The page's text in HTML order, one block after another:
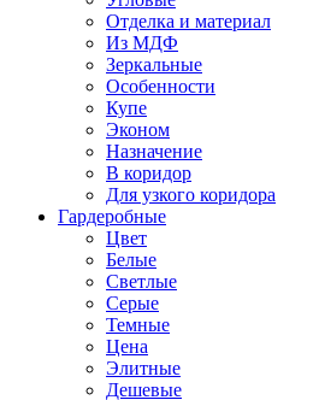
Отделка и материал
Из МДФ
Зеркальные
Особенности
Купе
Эконом
Назначение
В коридор
Для узкого коридора
Гардеробные
Цвет
Белые
Светлые
Серые
Темные
Цена
Элитные
Дешевые